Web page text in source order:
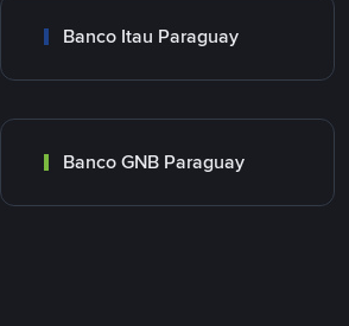
Banco Itau Paraguay
Banco GNB Paraguay